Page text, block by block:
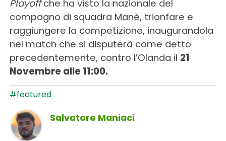
Playoffche ha visto la nazionale del
compagno di squadra Manè, trionfare e
raggiungere la competizione, inaugurandola
nel match che si disputerà come detto
precedentemente, contro l’Olanda il 21
Novembre alle 11:00.
#featured
Salvatore Maniaci